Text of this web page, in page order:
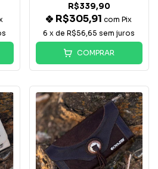
R$339,90
R$305,91com Pix
6 x deR$56,65 sem juros
COMPRAR